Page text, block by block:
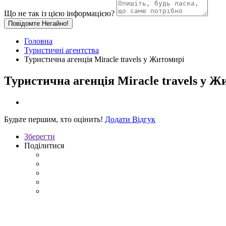
Що не так із цією інформацією?
Повідомте Негайно!
Головна
Туристичні агентства
Туристична агенція Miracle travels у Житомирі
Туристична агенція Miracle travels у
Будьте першим, хто оцінить! Додати Відгук
Зберегти
Поділитися